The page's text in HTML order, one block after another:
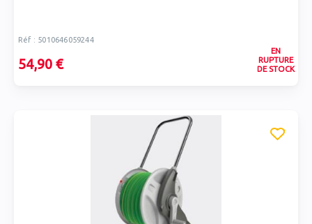
Réf : 5010646059244
54,90 €
EN
RUPTURE
DE STOCK